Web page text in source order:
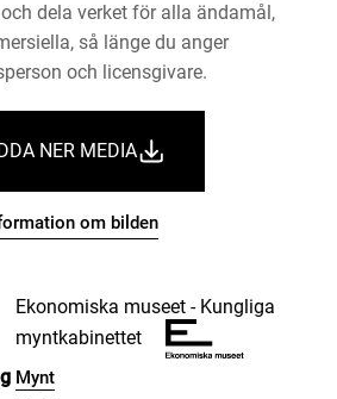
Ekonomiska museet - Kungliga
myntkabinettet
Mynt
dela verket för alla ändamål,
så länge du anger
och licensgivare.
NER MEDIA
om bilden